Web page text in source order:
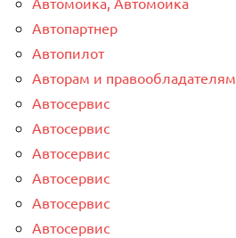
Автопартнер
Автопилот
Авторам и правообладателям
Автосервис
Автосервис
Автосервис
Автосервис
Автосервис
Автосервис